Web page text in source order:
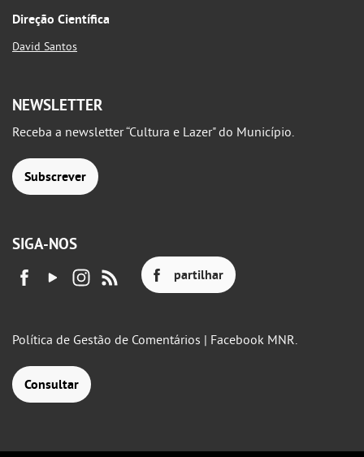
Direção Científica
David Santos
NEWSLETTER
Receba a newsletter “Cultura e Lazer" do Município.
Subscrever
SIGA-NOS
partilhar
Política de Gestão de Comentários | Facebook MNR.
Consultar